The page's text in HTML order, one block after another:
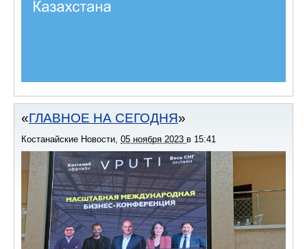
ГЛАВНОЕ НА СЕГОДНЯ
Костанайские Новости 05 ноября 2023 в 15:41